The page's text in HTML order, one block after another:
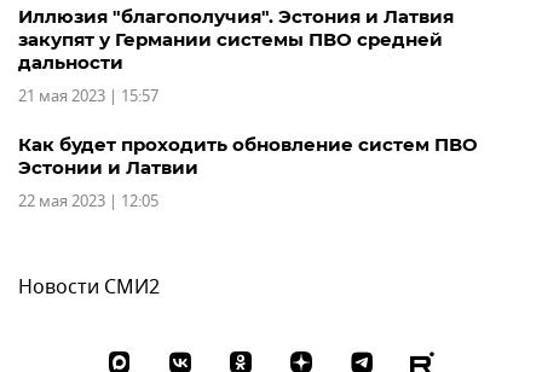
Иллюзия "благополучия". Эстония и Латвия
закупят у Германии системы ПВО средней
дальности
21 мая 2023 | 15:57
Как будет проходить обновление систем ПВО
Эстонии и Латвии
22 мая 2023 | 12:05
Новости СМИ2